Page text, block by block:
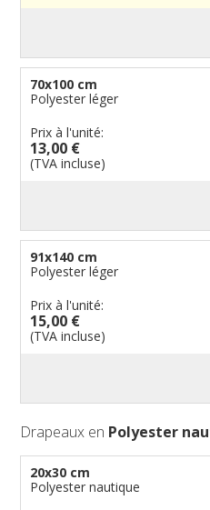
Drapeaux groupes
Drapeaux pirates
Drapeaux de table
70x100 cm
Polyester léger
Prix à l'unité:
13,00 €
(TVA incluse)
91x140 cm
Polyester léger
Prix à l'unité:
15,00 €
(TVA incluse)
Drapeaux en Polyester
20x30 cm
Polyester nautique